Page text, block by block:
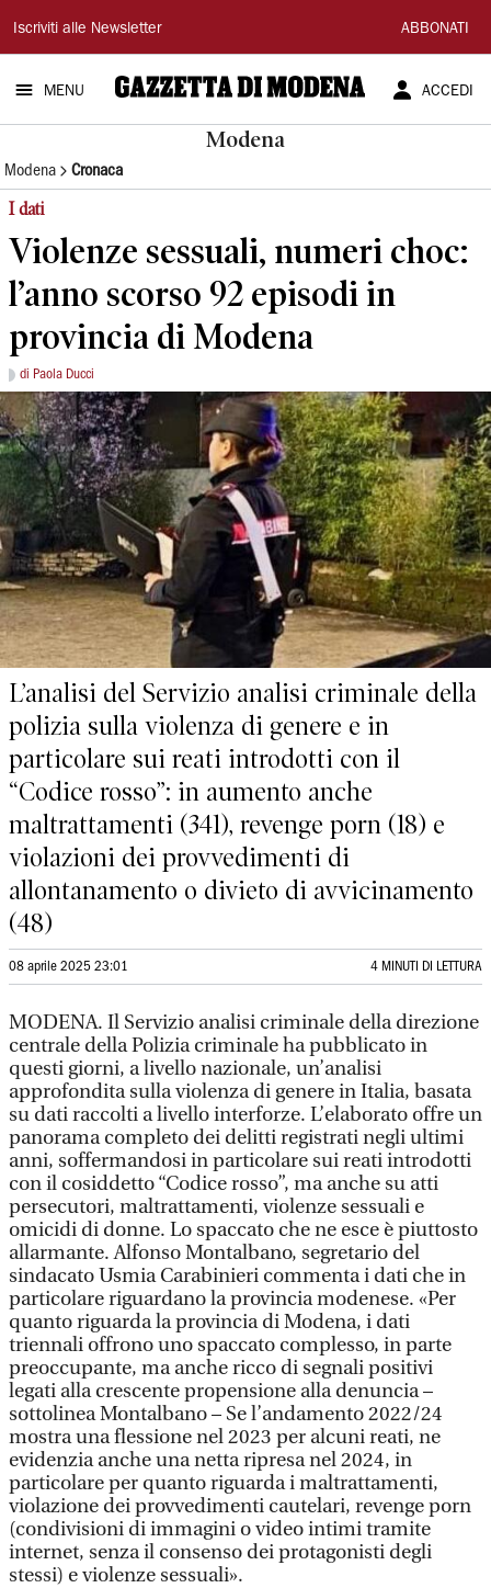
Gazzetta
di
Modena
Iscriviti alle Newsletter ABBONATI
MENU ACCEDI
Modena
Modena Cronaca
I dati
Violenze sessuali, numeri choc:
l’anno scorso 92 episodi in
provincia di Modena
di Paola Ducci
L’analisi del Servizio analisi criminale della
polizia sulla violenza di genere e in
particolare sui reati introdotti con il
“Codice rosso”: in aumento anche
maltrattamenti (341), revenge porn (18) e
violazioni dei provvedimenti di
allontanamento o divieto di avvicinamento
(48)
08 aprile 2025 23:01 4 MINUTI DI LETTURA
MODENA. Il Servizio analisi criminale della direzione
centrale della Polizia criminale ha pubblicato in
questi giorni, a livello nazionale, un’analisi
approfondita sulla violenza di genere in Italia, basata
su dati raccolti a livello interforze. L’elaborato offre un
panorama completo dei delitti registrati negli ultimi
anni, soffermandosi in particolare sui reati introdotti
con il cosiddetto “Codice rosso”, ma anche su atti
persecutori, maltrattamenti, violenze sessuali e
omicidi di donne. Lo spaccato che ne esce è piuttosto
allarmante. Alfonso Montalbano, segretario del
sindacato Usmia Carabinieri commenta i dati che in
particolare riguardano la provincia modenese. «Per
quanto riguarda la provincia di Modena, i dati
triennali offrono uno spaccato complesso, in parte
preoccupante, ma anche ricco di segnali positivi
legati alla crescente propensione alla denuncia –
sottolinea Montalbano – Se l’andamento 2022/24
mostra una flessione nel 2023 per alcuni reati, ne
evidenzia anche una netta ripresa nel 2024, in
particolare per quanto riguarda i maltrattamenti,
violazione dei provvedimenti cautelari, revenge porn
(condivisioni di immagini o video intimi tramite
internet, senza il consenso dei protagonisti degli
stessi) e violenze sessuali».